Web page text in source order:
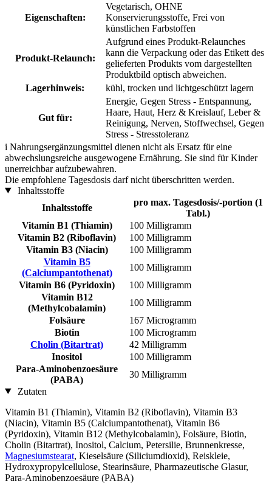
Eigenschaften:
Vegetarisch, OHNE
Konservierungsstoffe, Frei von
künstlichen Farbstoffen
Produkt-Relaunch:
Aufgrund eines Produkt-Relaunches
kann die Verpackung oder das Etikett des
gelieferten Produkts vom dargestellten
Produktbild optisch abweichen.
Lagerhinweis:
kühl, trocken und lichtgeschützt lagern
Gut für:
Energie, Gegen Stress - Entspannung,
Haare, Haut, Herz & Kreislauf, Leber &
Reinigung, Nerven, Stoffwechsel, Gegen
Stress - Stresstoleranz
i Nahrungsergänzungsmittel dienen nicht als Ersatz für eine
abwechslungsreiche ausgewogene Ernährung. Sie sind für Kinder
unerreichbar aufzubewahren.
Die empfohlene Tagesdosis darf nicht überschritten werden.
Inhaltsstoffe
Inhaltsstoffe
pro max. Tagesdosis/-portion (1
Tabl.)
Vitamin B1 (Thiamin)
100 Milligramm
Vitamin B2 (Riboflavin)
100 Milligramm
Vitamin B3 (Niacin)
100 Milligramm
Vitamin B5
(Calciumpantothenat)
100 Milligramm
Vitamin B6 (Pyridoxin)
100 Milligramm
Vitamin B12
(Methylcobalamin)
100 Milligramm
Folsäure
167 Microgramm
Biotin
100 Microgramm
Cholin (Bitartrat)
42 Milligramm
Inositol
100 Milligramm
Para-Aminobenzoesäure
(PABA)
30 Milligramm
Zutaten
Vitamin B1 (Thiamin), Vitamin B2 (Riboflavin), Vitamin B3
(Niacin), Vitamin B5 (Calciumpantothenat), Vitamin B6
(Pyridoxin), Vitamin B12 (Methylcobalamin), Folsäure, Biotin,
Cholin (Bitartrat), Inositol, Calcium, Petersilie, Brunnenkresse,
Magnesiumstearat, Kieselsäure (Siliciumdioxid), Reiskleie,
Hydroxypropylcellulose, Stearinsäure, Pharmazeutische Glasur,
Para-Aminobenzoesäure (PABA)